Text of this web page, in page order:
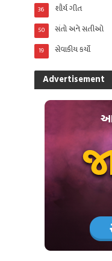
શૌર્ય ગીત
36
સંતો અને સતીઓ
50
સેવાકીય કર્યો
19
Advertisement